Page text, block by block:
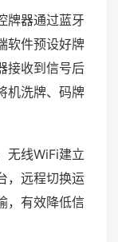
牌器通过蓝牙
软件预设好牌
接收到信号后
机洗牌、码牌
无线WiFi建立
，远程切换运
，有效降低信